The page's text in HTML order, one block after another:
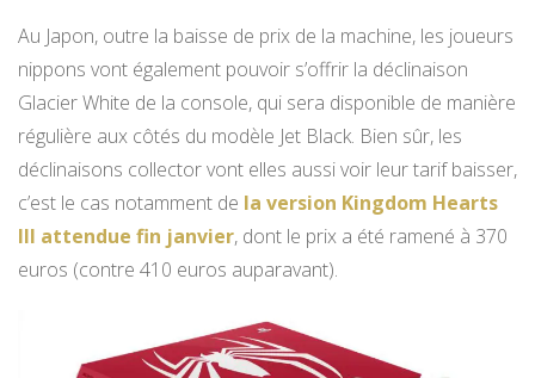
Au Japon, outre la baisse de prix de la machine, les joueurs
nippons vont également pouvoir s’offrir la déclinaison
Glacier White de la console, qui sera disponible de manière
régulière aux côtés du modèle Jet Black. Bien sûr, les
déclinaisons collector vont elles aussi voir leur tarif baisser,
c’est le cas notamment de la version Kingdom Hearts
III attendue fin janvier, dont le prix a été ramené à 370
euros (contre 410 euros auparavant).